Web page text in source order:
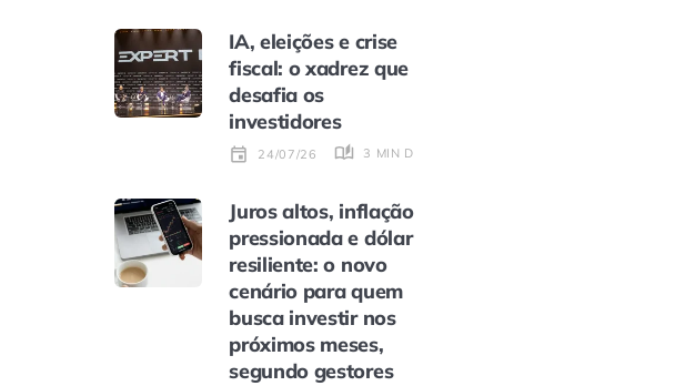
IA, eleições e crise
fiscal: o xadrez que
desafia os
investidores
24/07/26 3 MIN DE LEITURA
Juros altos, inflação
pressionada e dólar
resiliente: o novo
cenário para quem
busca investir nos
próximos meses,
segundo gestores